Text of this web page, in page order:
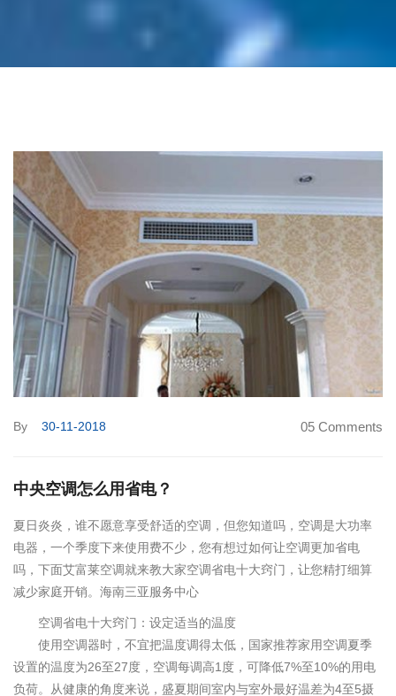
By 30-11-2018 05 Comments
中央空调怎么用省电？
夏日炎炎，谁不愿意享受舒适的空调，但您知道吗，空调是大功率
电器，一个季度下来使用费不少，您有想过如何让空调更加省电
吗，下面艾富莱空调就来教大家空调省电十大窍门，让您精打细算
减少家庭开销。海南三亚服务中心
空调省电十大窍门：设定适当的温度
使用空调器时，不宜把温度调得太低，国家推荐家用空调夏季
设置的温度为26至27度，空调每调高1度，可降低7%至10%的用电
负荷。从健康的角度来说，盛夏期间室内与室外最好温差为4至5摄